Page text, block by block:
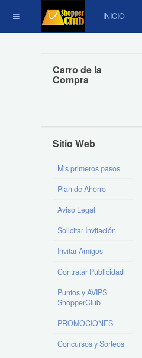
INICIO
Carro de la
Compra
Sitio Web
Mis primeros pasos
Plan de Ahorro
Aviso Legal
Solicitar Invitación
Invitar Amigos
Contratar Publicidad
Puntos y AVIPS
ShopperClub
PROMOCIONES
Concursos y Sorteos